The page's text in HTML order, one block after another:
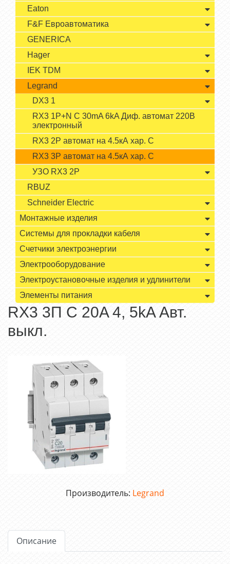
Eaton
F&F Евроавтоматика
GENERICA
Hager
IEK TDM
Legrand
DX3 1
RX3 1P+N C 30mA 6kA Диф. автомат 220В
электронный
RX3 2P автомат на 4.5кА хар. С
RX3 3P автомат на 4.5кА хар. С
УЗО RX3 2P
RBUZ
Schneider Electric
Монтажные изделия
Системы для прокладки кабеля
Счетчики электроэнергии
Электрооборудование
Электроустановочные изделия и удлинители
Элементы питания
RX3 3П С 20A 4, 5kA Авт.
выкл.
Производитель: Legrand
Описание